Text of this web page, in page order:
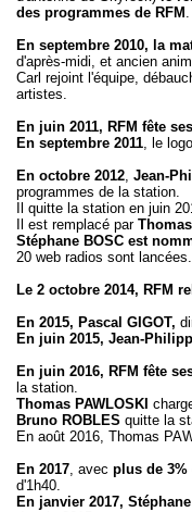
des programmes de RFM .
En septembre 2010, la
d'après-midi, et ancien
Carl rejoint l'équipe,
artistes.
En juin 2011, RFM fête
En septembre 2011, le
En octobre 2012, Jean-
programmes de la station.
Il quitte la station en juin
Il est remplacé parThomas
Stéphane BOSC est
20 web radios sont lancées.
Le 2 octobre 2014, RFM
En 2015, Pascal GIGOT,
En juin 2015, Jean-
En juin 2016, RFM fête
la station.
Thomas PAWLOSKI
Bruno ROBLES quitte la
En août 2016, Thomas
En 2017, avec plus de 3%
d'1h40.
En janvier 2017,